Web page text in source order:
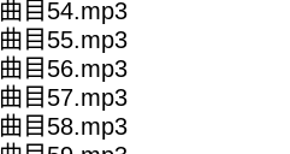
曲目54.mp3
曲目55.mp3
曲目56.mp3
曲目57.mp3
曲目58.mp3